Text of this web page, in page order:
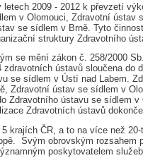
2009 - 2012 k převzetí
v Olomouci, Zdravotní ústav
se sídlem v Brně. Tyto
struktury Zdravotního
se mění zákon č. 258/2000
ústavů sloučena do
se sídlem v Ústí nad Labem.
Zdravotní ústav se sídlem v
Zdravotního ústavu se sídlem
Zdravotních ústavů
krajích ČR, a to na více než
Svým obrovským rozsahem
poskytovatelem